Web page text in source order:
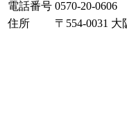
電話番号 0570-20-0606
住所
〒554-0031